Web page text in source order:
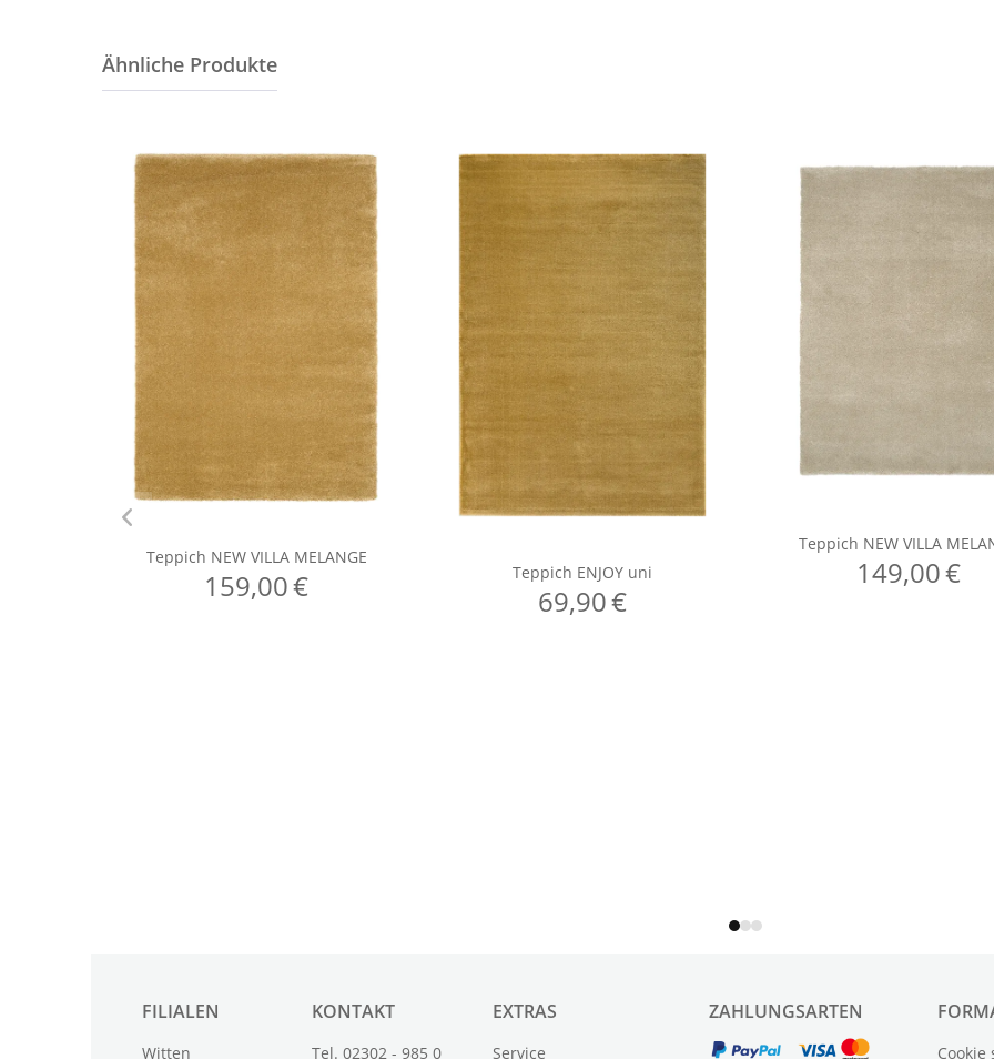
FILIALEN
Witten
KONTAKT
Tel. 02302 - 985 0
EXTRAS
Service
ZAHLUNGSARTEN
Cookie